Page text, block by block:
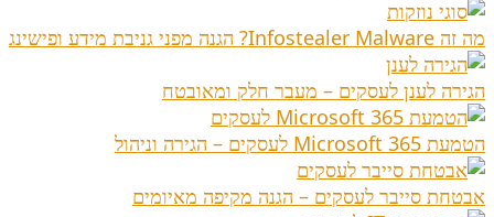
מה זה Infostealer Malware? הגנה מפני גניבת מידע ופישינג
הגירה לענן לעסקים – מעבר חלק ומאובטח
הטמעת Microsoft 365 לעסקים – הגירה וניהול
אבטחת סייבר לעסקים – הגנה מקיפה מאיומים